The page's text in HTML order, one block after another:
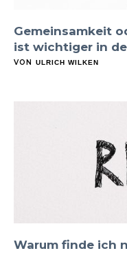
Gemeinsamkeit
ist wichtiger in
VON ULRICH WILKEN
Warum finde ich